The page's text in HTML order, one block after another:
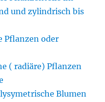
und zylindrisch bis
Pflanzen oder
( radiäre) Pflanzen
Blumen